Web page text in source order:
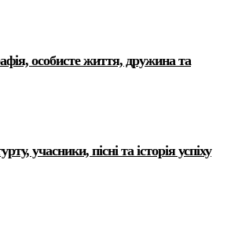
особисте життя, дружина та
учасники, пісні та історія успіху